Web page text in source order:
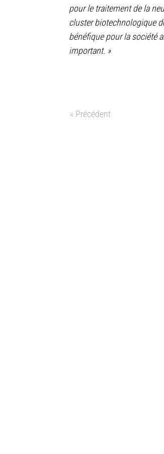
pour le traitement de la
cluster biotechnologique
bénéfique pour la société
important. »
« Précédent